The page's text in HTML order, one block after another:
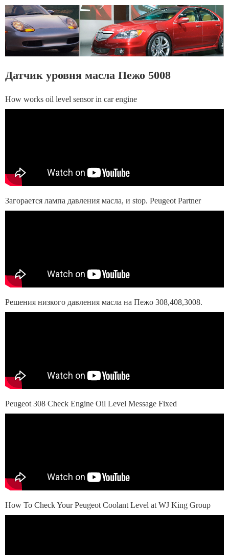
Датчик уровня масла Пежо 5008
How works oil level sensor in car engine
Загорается лампа давления масла, и stop. Peugeot Partner
Решения низкого давления масла на Пежо 308,408,3008.
Peugeot 308 Check Engine Oil Level Message Fixed
How To Check Your Peugeot Coolant Level at WJ King Group